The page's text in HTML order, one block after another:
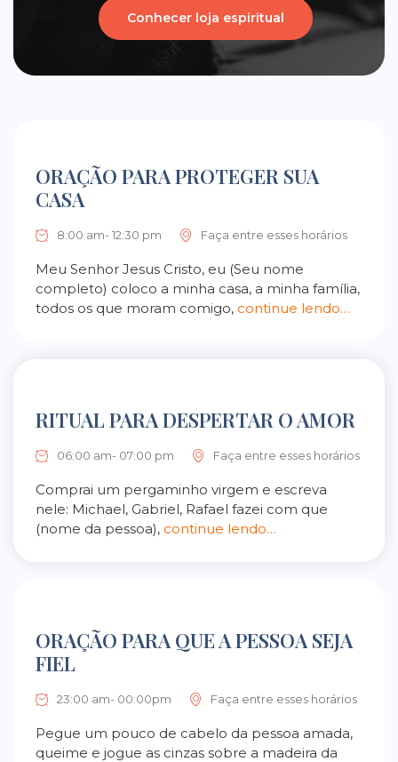
Conhecer loja espiritual
ORAÇÃO PARA PROTEGER SUA
CASA
8:00 am- 12:30 pm Faça entre esses horários
Meu Senhor Jesus Cristo, eu (Seu nome
completo) coloco a minha casa, a minha família,
todos os que moram comigo, continue lendo…
RITUAL PARA DESPERTAR O AMOR
06:00 am- 07:00 pm Faça entre esses horários
Comprai um pergaminho virgem e escreva
nele: Michael, Gabriel, Rafael fazei com que
(nome da pessoa), continue lendo…
ORAÇÃO PARA QUE A PESSOA SEJA
FIEL
23:00 am- 00:00pm Faça entre esses horários
Pegue um pouco de cabelo da pessoa amada,
queime e jogue as cinzas sobre a madeira da